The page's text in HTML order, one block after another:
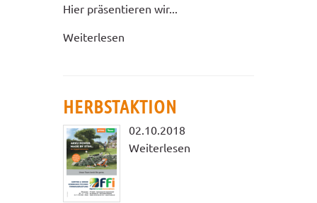
Hier präsentieren wir...
Weiterlesen
HERBSTAKTION
02.10.2018
Weiterlesen